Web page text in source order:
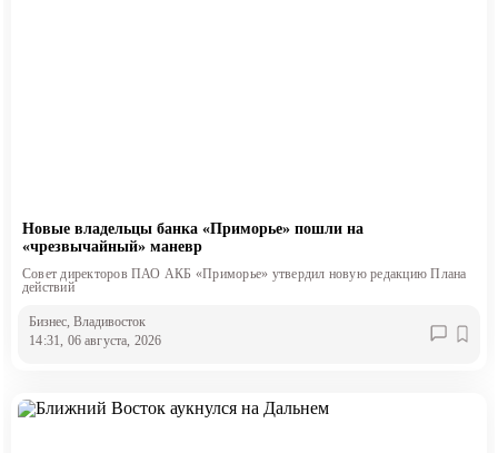
Новые владельцы банка «Приморье» пошли на
«чрезвычайный» маневр
Совет директоров ПАО АКБ «Приморье» утвердил новую редакцию Плана
действий
Бизнес, Владивосток
14:31, 06 августа, 2026